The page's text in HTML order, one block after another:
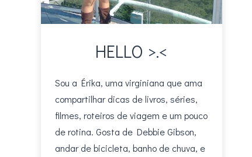
HELLO >.<
Sou a Érika, uma virginiana que ama
compartilhar dicas de livros, séries,
filmes, roteiros de viagem e um pouco
de rotina. Gosta de Debbie Gibson,
andar de bicicleta, banho de chuva, e